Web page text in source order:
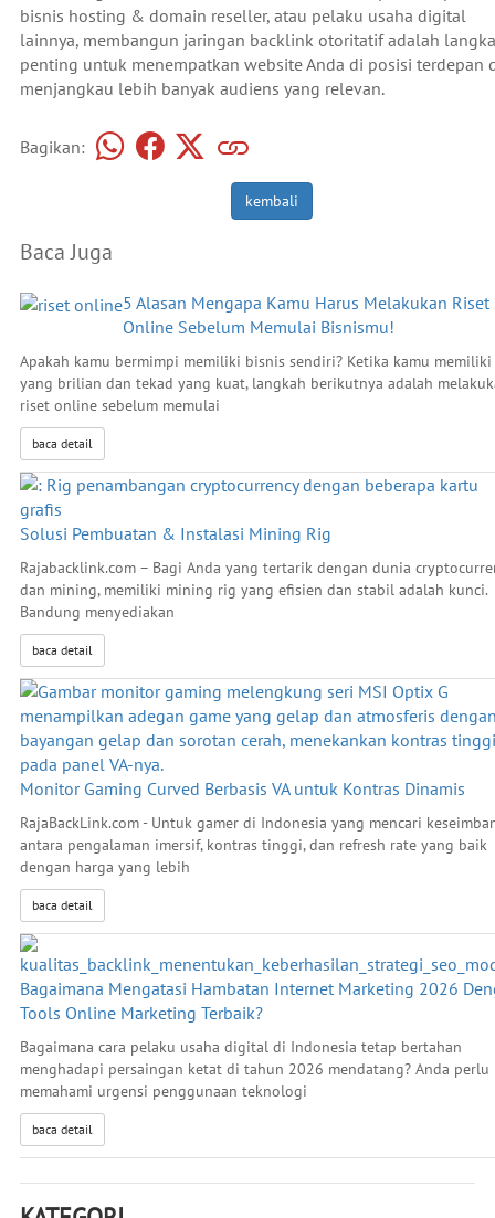
bisnis hosting & domain reseller, atau pelaku usaha digital
lainnya, membangun jaringan backlink otoritatif adalah
penting untuk menempatkan website Anda di posisi terdepan
menjangkau lebih banyak audiens yang relevan.
Bagikan:
kembali
Baca Juga
5 Alasan Mengapa Kamu Harus Melakukan Riset
Online Sebelum Memulai Bisnismu!
Apakah kamu bermimpi memiliki bisnis sendiri? Ketika kamu
yang brilian dan tekad yang kuat, langkah berikutnya adalah
riset online sebelum memulai
baca detail
Solusi Pembuatan & Instalasi Mining Rig
Rajabacklink.com – Bagi Anda yang tertarik dengan dunia
dan mining, memiliki mining rig yang efisien dan stabil adalah kunci.
Bandung menyediakan
baca detail
Monitor Gaming Curved Berbasis VA untuk Kontras Dinamis
RajaBackLink.com - Untuk gamer di Indonesia yang mencari
antara pengalaman imersif, kontras tinggi, dan refresh rate yang baik
dengan harga yang lebih
baca detail
Bagaimana Mengatasi Hambatan Internet Marketing 2026
Tools Online Marketing Terbaik?
Bagaimana cara pelaku usaha digital di Indonesia tetap bertahan
menghadapi persaingan ketat di tahun 2026 mendatang? Anda perlu
memahami urgensi penggunaan teknologi
baca detail